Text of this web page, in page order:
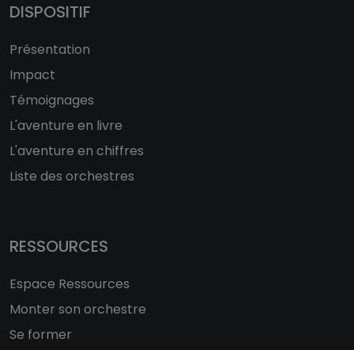
DISPOSITIF
Présentation
Impact
Témoignages
L'aventure en livre
L'aventure en chiffres
Liste des orchestres
RESSOURCES
Espace Ressources
Monter son orchestre
Se former